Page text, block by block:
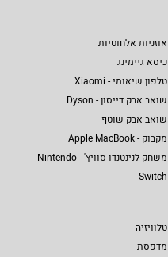
אוזניות אלחוטיות
כיסא גיימינג
טלפון שיאומי - Xiaomi
שואב אבק דייסון - Dyson
שואב אבק שוטף
מקבוק - Apple MacBook
משחק לנינטנדו סוויץ' - Nintendo
Switch
טלוויזיה
מדפסת